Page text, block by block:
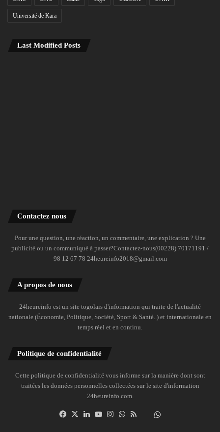
Université de Kara
Last Modified Posts
Contactez nous
Pour une question, une réaction, un commentaire, une explication ? Une
publicité ou un communiqué à passer?Contactez-nous(00228) 70171191 /
98 12 67 78 24heureinfo2018@gmail.com
A propos de nous
24heureinfo est un site togolais d'information qui traite de l'actualité
nationale (Économie, Politique, Société, Sport & Santé..) et internationale en
temps réel et en continu.
Politique de confidentialité
Cette politique de confidentialité vous informe sur la manière dont sont
traitées les données personnelles collectées sur le site d'information
24heureinfo.com.
Facebook
X LinkedinYouTubeInstagramWhatsAppDailymotion